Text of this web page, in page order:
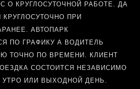
О КРУГЛОСУТОЧНОЙ РАБОТЕ. ДА
ПРИ
АВТОПАРК
ПО ГРАФИКУ А ВОДИТЕЛЬ
ТОЧНО ПО ВРЕМЕНИ. КЛИЕНТ
СОСТОИТСЯ НЕЗАВИСИМО
УТРО ИЛИ ВЫХОДНОЙ ДЕНЬ.